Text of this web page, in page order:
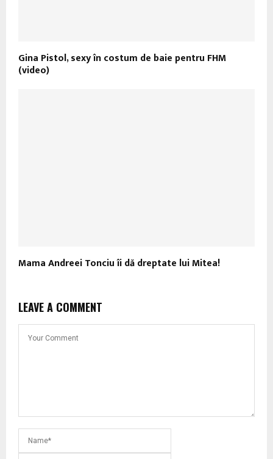
Gina Pistol, sexy în costum de baie pentru FHM
(video)
Mama Andreei Tonciu îi dă dreptate lui Mitea!
LEAVE A COMMENT